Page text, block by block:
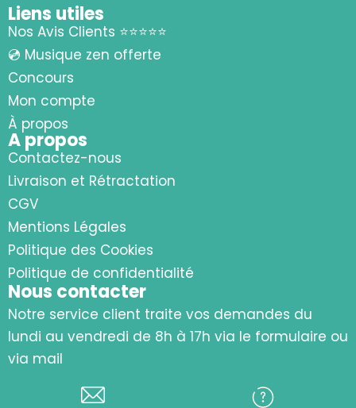
Liens utiles
Nos Avis Clients ⭐⭐⭐⭐⭐
💿 Musique zen offerte
Concours
Mon compte
À propos
A propos
Contactez-nous
Livraison et Rétractation
CGV
Mentions Légales
Politique des Cookies
Politique de confidentialité
Nous contacter
Notre service client traite vos demandes du
lundi au vendredi de 8h à 17h via le formulaire ou
via mail